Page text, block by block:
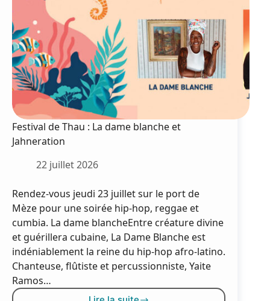
Festival de Thau : La dame blanche et
Jahneration
22 juillet 2026
Rendez-vous jeudi 23 juillet sur le port de
Mèze pour une soirée hip-hop, reggae et
cumbia. La dame blancheEntre créature divine
et guérillera cubaine, La Dame Blanche est
indéniablement la reine du hip-hop afro-latino.
Chanteuse, flûtiste et percussionniste, Yaite
Ramos…